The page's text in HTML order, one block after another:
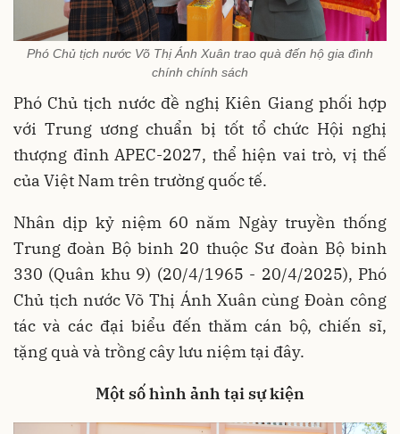
Phó Chủ tịch nước Võ Thị Ánh Xuân trao quà đến hộ gia đình
chính chính sách
Phó Chủ tịch nước đề nghị Kiên Giang phối hợp
với Trung ương chuẩn bị tốt tổ chức Hội nghị
thượng đỉnh APEC-2027, thể hiện vai trò, vị thế
của Việt Nam trên trường quốc tế.
Nhân dịp kỷ niệm 60 năm Ngày truyền thống
Trung đoàn Bộ binh 20 thuộc Sư đoàn Bộ binh
330 (Quân khu 9) (20/4/1965 - 20/4/2025), Phó
Chủ tịch nước Võ Thị Ánh Xuân cùng Đoàn công
tác và các đại biểu đến thăm cán bộ, chiến sĩ,
tặng quà và trồng cây lưu niệm tại đây.
Một số hình ảnh tại sự kiện